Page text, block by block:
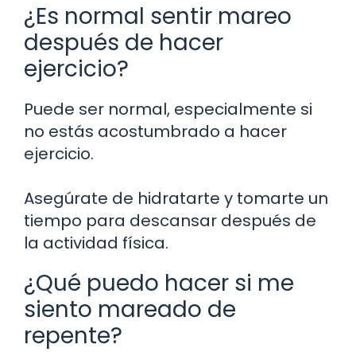
¿Es normal sentir mareo
después de hacer
ejercicio?
Puede ser normal, especialmente si
no estás acostumbrado a hacer
ejercicio.
Asegúrate de hidratarte y tomarte un
tiempo para descansar después de
la actividad física.
¿Qué puedo hacer si me
siento mareado de
repente?